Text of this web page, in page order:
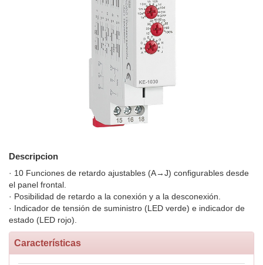
Descripcion
· 10 Funciones de retardo ajustables (A→J) configurables desde
el panel frontal.
· Posibilidad de retardo a la conexión y a la desconexión.
· Indicador de tensión de suministro (LED verde) e indicador de
estado (LED rojo).
Características